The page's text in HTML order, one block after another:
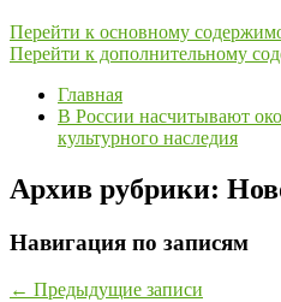
Перейти к основному
Перейти к дополнительному
Главная
В России насчитывают
культурного наследия
Архив рубрики:
Навигация по записям
← Предыдущие записи